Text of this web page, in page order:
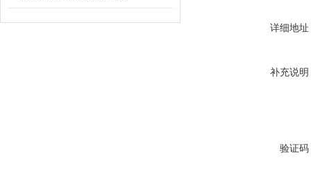
详细地址
补充说明
验证码